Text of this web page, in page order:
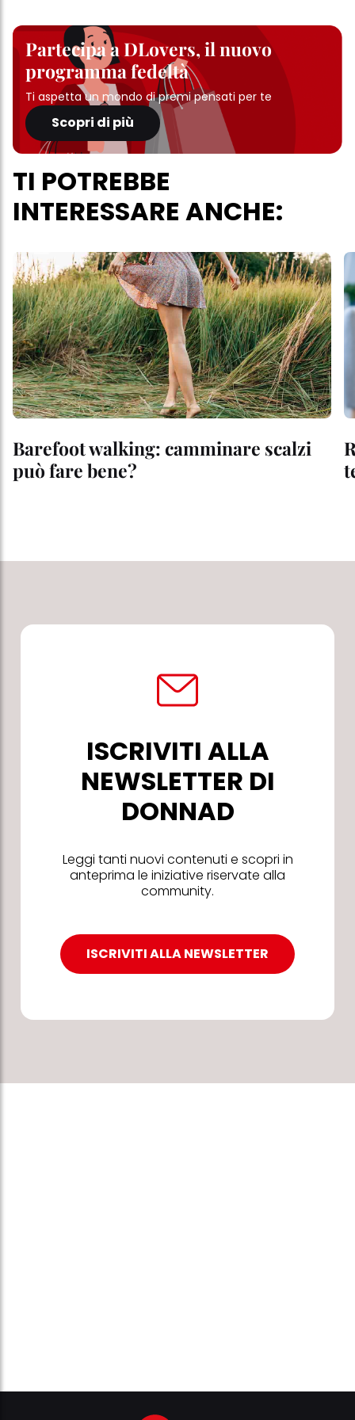
Partecipa a DLovers, il nuovo
programma fedeltà
Ti aspetta un mondo di premi pensati per te
Scopri di più
TI POTREBBE
INTERESSARE ANCHE:
Barefoot walking: camminare scalzi
può fare bene?
ISCRIVITI ALLA
NEWSLETTER DI
DONNAD
Leggi tanti nuovi contenuti e scopri in
anteprima le iniziative riservate alla
community.
ISCRIVITI ALLA NEWSLETTER